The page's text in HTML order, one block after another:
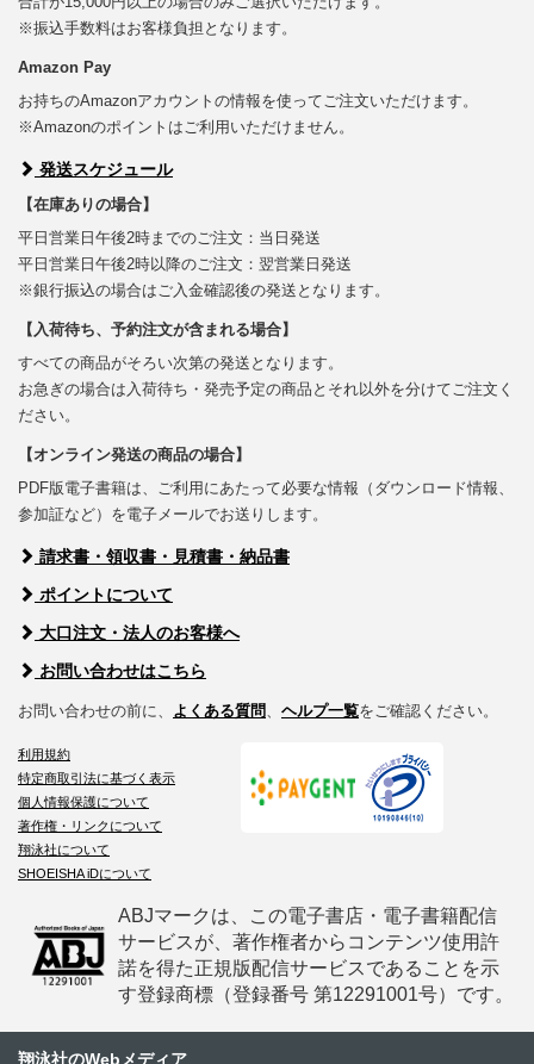
※振込手数料はお客様負担となります。
Amazon Pay
お持ちのAmazonアカウントの情報を使ってご注文いただけます。
※Amazonのポイントはご利用いただけません。
発送スケジュール
【在庫ありの場合】
平日営業日午後2時までのご注文：当日発送
平日営業日午後2時以降のご注文：翌営業日発送
※銀行振込の場合はご入金確認後の発送となります。
【入荷待ち、予約注文が含まれる場合】
すべての商品がそろい次第の発送となります。
お急ぎの場合は入荷待ち・発売予定の商品とそれ以外を分けてご注文く
ださい。
【オンライン発送の商品の場合】
PDF版電子書籍は、ご利用にあたって必要な情報（ダウンロード情報、
参加証など）を電子メールでお送りします。
請求書・領収書・見積書・納品書
ポイントについて
大口注文・法人のお客様へ
お問い合わせはこちら
お問い合わせの前に、 よくある質問、 ヘルプ一覧をご確認ください。
利用規約
特定商取引法に基づく表示
個人情報保護について
著作権・リンクについて
翔泳社について
SHOEISHA iDについて
ABJマークは、この電子書店・電子書籍配信
サービスが、著作権者からコンテンツ使用許
諾を得た正規版配信サービスであることを示
す登録商標（登録番号 第12291001号）です。
翔泳社のWebメディア